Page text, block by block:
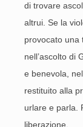
di trovare
altrui. Se la
provocato una
nell’ascolto di
e benevola,
restituito alla
urlare e parla.
liberazione.